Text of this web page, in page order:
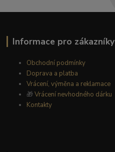
Informace pro zákazníky
Obchodní podmínky
Doprava a platba
Vrácení, výměna a reklamace
🎁Vrácení nevhodného dárku
Kontakty